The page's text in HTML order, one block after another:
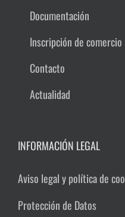
Documentación
Inscripción de comercio
Contacto
Actualidad
INFORMACIÓN LEGAL
Aviso legal y política de
Protección de Datos